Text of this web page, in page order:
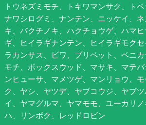
トウネズミモチ、トキワマンサク、トベ
ナワシログミ、ナンテン、ニッケイ、
キ、バクチノキ、ハクチョウゲ、ハマ
ギ、ヒイラギナンテン、ヒイラギモク
ラカンサス、ビワ、プリペット、ベニ
モチ、ボックスウッド、マサキ、マテ
ンヒューサ、マメツゲ、マンリョウ、
ク、ヤシ、ヤツデ、ヤブコウジ、ヤブ
イ、ヤマグルマ、ヤマモモ、ユーカリ
ハ、リンボク、レッドロビン